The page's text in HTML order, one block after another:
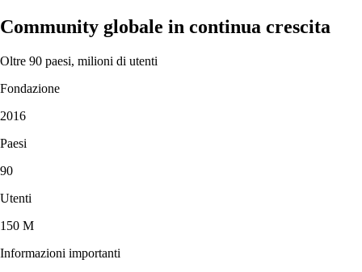
Community globale in continua crescita
Oltre 90 paesi, milioni di utenti
Fondazione
2016
Paesi
90
Utenti
150 M
Informazioni importanti